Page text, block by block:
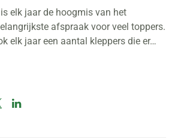
elk jaar de hoogmis van het
afspraak voor veel toppers.
elk jaar een aantal kleppers die er…